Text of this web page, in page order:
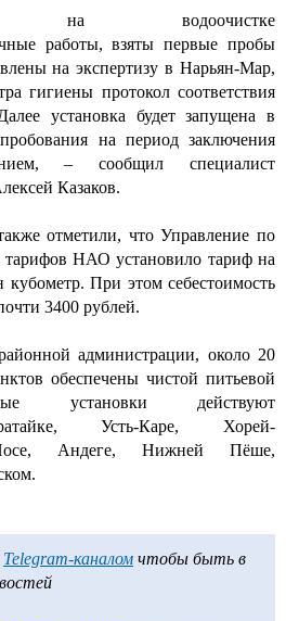
водоочистке
работы, взяты первые пробы
на экспертизу в Нарьян-Мар,
гигиены протокол соответствия
установка будет запущена в
на период заключения
– сообщил специалист
Казаков.
отметили, что Управление по
тарифов НАО установило тариф на
кубометр. При этом себестоимость
3400 рублей.
администрации, около 20
обеспечены чистой питьевой
установки действуют
, Усть-Каре, Хорей-
Андеге, Нижней Пёше,
Telegram-каналом чтобы быть в